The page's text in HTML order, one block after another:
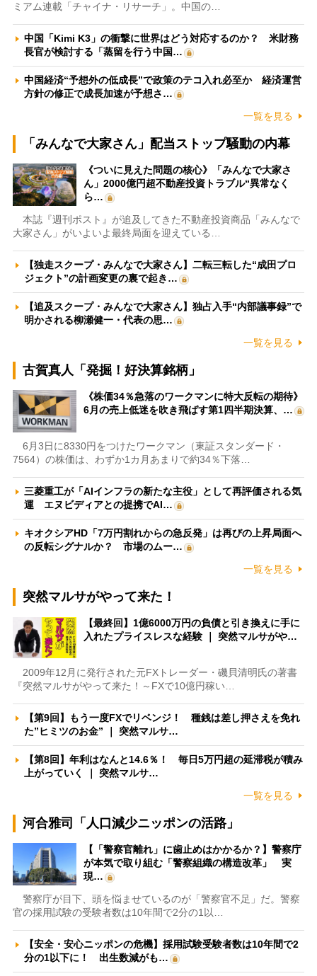
ミアム連載「チャイナ・リサーチ」。中国の…
中国「Kimi K3」の衝撃に世界はどう対応するのか？ 米財務
長官が検討する「蒸留を行う中国…
中国経済“予想外の低成長”で政策のテコ入れ必至か 経済運営
方針の修正で成長加速が予想さ…
一覧を見る
「みんなで大家さん」配当ストップ騒動の内幕
《ついに見えた問題の核心》「みんなで大家さ
ん」2000億円超不動産投資トラブル“異常なく
ら…
本誌『週刊ポスト』が追及してきた不動産投資商品「みんなで
大家さん」がいよいよ最終局面を迎えている…
【独走スクープ・みんなで大家さん】二転三転した“成田プロ
ジェクト”の計画変更の裏で起き…
【追及スクープ・みんなで大家さん】独占入手“内部議事録”で
明かされる柳瀬健一・代表の思…
一覧を見る
古賀真人「発掘！好決算銘柄」
《株価34％急落のワークマンに特大反転の期待》
6月の売上低迷を吹き飛ばす第1四半期決算、…
6月3日に8330円をつけたワークマン（東証スタンダード・
7564）の株価は、わずか1カ月あまりで約34％下落…
三菱重工が「AIインフラの新たな主役」として再評価される気
運 エヌビディアとの提携でAI…
キオクシアHD「7万円割れからの急反発」は再びの上昇局面へ
の反転シグナルか？ 市場のムー…
一覧を見る
突然マルサがやって来た！
【最終回】1億6000万円の負債と引き換えに手に
入れたプライスレスな経験 ｜ 突然マルサがや…
2009年12月に発行された元FXトレーダー・磯貝清明氏の著書
『突然マルサがやって来た！～FXで10億円稼い…
【第9回】もう一度FXでリベンジ！ 種銭は差し押さえを免れ
た”ヒミツのお金” ｜ 突然マルサ…
【第8回】年利はなんと14.6％！ 毎日5万円超の延滞税が積み
上がっていく ｜ 突然マルサ…
一覧を見る
河合雅司「人口減少ニッポンの活路」
【「警察官離れ」に歯止めはかかるか？】警察庁
が本気で取り組む「警察組織の構造改革」 実
現…
警察庁が目下、頭を悩ませているのが「警察官不足」だ。警察
官の採用試験の受験者数は10年間で2分の1以…
【安全・安心ニッポンの危機】採用試験受験者数は10年間で2
分の1以下に！ 出生数減がも…